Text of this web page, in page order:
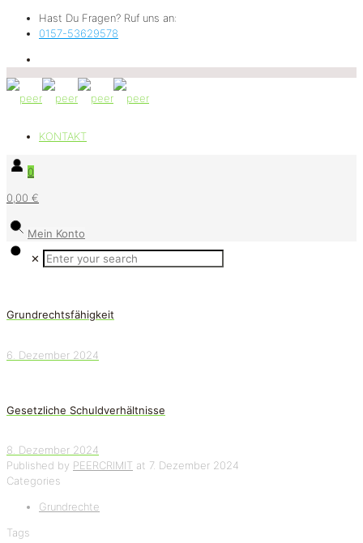
Hast Du Fragen? Ruf uns an:
0157-53629578
KONTAKT
0
0,00 €
Mein Konto
✕
Grundrechtsfähigkeit
6. Dezember 2024
Gesetzliche Schuldverhältnisse
8. Dezember 2024
Published by PEERCRIMIT at 7. Dezember 2024
Categories
Grundrechte
Tags